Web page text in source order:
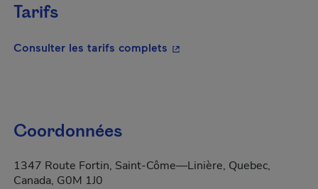
Tarifs
Consulter les tarifs complets - Cet hyperlien s'ouvrira
Coordonnées
1347 Route Fortin, Saint-Côme—Linière, Quebec,
Canada, G0M 1J0